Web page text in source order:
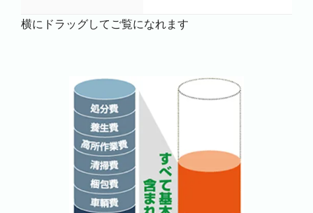
横にドラッグしてご覧になれます